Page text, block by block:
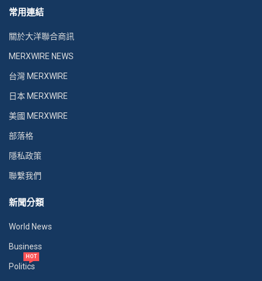
常用連結
關於大洋聯合商訊
MERXWIRE NEWS
台灣 MERXWIRE
日本 MERXWIRE
美國 MERXWIRE
部落格
隱私政策
聯繫我們
新聞分類
World News
Business
Politics
HOT